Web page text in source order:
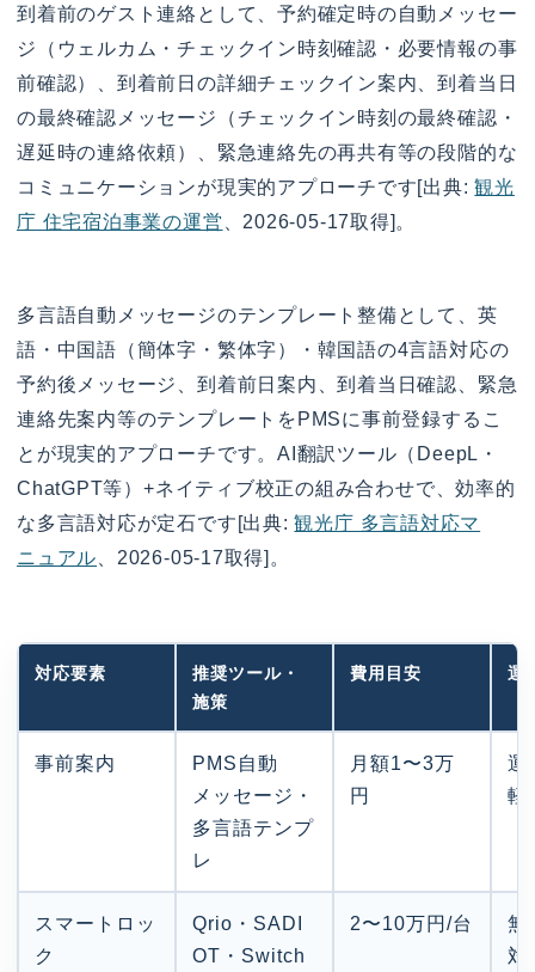
到着前のゲスト連絡として、予約確定時の自動メッセー
ジ（ウェルカム・チェックイン時刻確認・必要情報の事
前確認）、到着前日の詳細チェックイン案内、到着当日
の最終確認メッセージ（チェックイン時刻の最終確認・
遅延時の連絡依頼）、緊急連絡先の再共有等の段階的な
コミュニケーションが現実的アプローチです[出典:観光
庁 住宅宿泊事業の運営 、2026-05-17取得]。
多言語自動メッセージのテンプレート整備として、英
語・中国語（簡体字・繁体字）・韓国語の4言語対応の
予約後メッセージ、到着前日案内、到着当日確認、緊急
連絡先案内等のテンプレートをPMSに事前登録するこ
とが現実的アプローチです。AI翻訳ツール（DeepL・
ChatGPT等）+ネイティブ校正の組み合わせで、効率的
な多言語対応が定石です[出典:観光庁 多言語対応マ
ニュアル 、2026-05-17取得]。
対応要素
推奨ツール・
施策
費用目安 運
事前案内
PMS自動
メッセージ・
多言語テンプ
レ
月額1〜3万
円
運
軽
スマートロッ
ク
Qrio・SADI
OT・Switch
2〜10万円/台
無
対